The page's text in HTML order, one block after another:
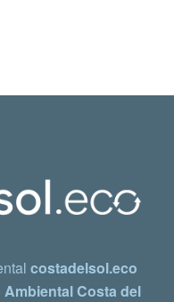
costadelsol.eco
Costa del